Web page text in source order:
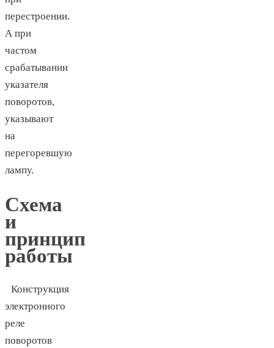
перестроении.
А при
частом
срабатывании
указателя
поворотов,
указывают
на
перегоревшую
лампу.
Схема
и
принцип
работы
Конструкция
электронного
реле
поворотов